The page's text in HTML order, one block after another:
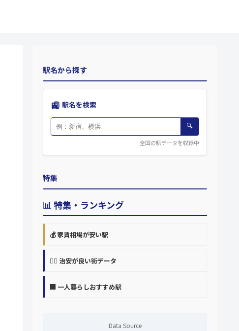
駅名から探す
🚉 駅名を検索
🔍
全国の駅データを収録中
特集
📊 特集・ランキング
💰 家賃相場が安い駅
👮‍♀️ 治安が良い街データ
🏢 一人暮らしおすすめ駅
Data Source